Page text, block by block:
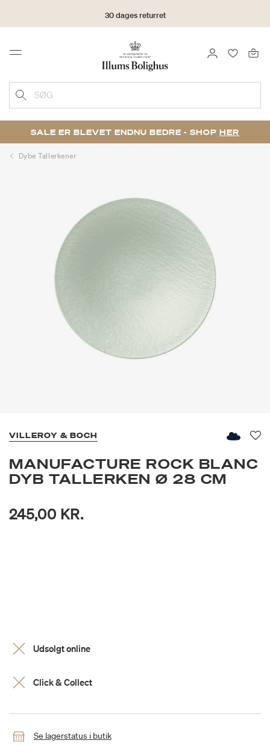
30 dages returret
Menu LOG IND
SØG
SALE ER BLEVET ENDNU BEDRE - SHOP HER
Dybe Tallerkener
VILLEROY & BOCH
MANUFACTURE ROCK BLANC
DYB TALLERKEN Ø 28 CM
245,00 KR.
Udsolgt online
Click & Collect
Se lagerstatus i butik